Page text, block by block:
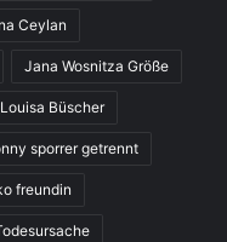
Ceylan
Jana Wosnitza Größe
Louisa Büscher
sporrer getrennt
freundin